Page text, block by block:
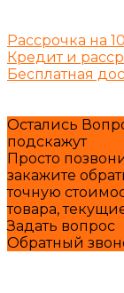
Рассрочка на
Кредит и
Бесплатная
Остались
подскажут
Просто
закажите
точную
товара,
Задать вопрос
Обратный